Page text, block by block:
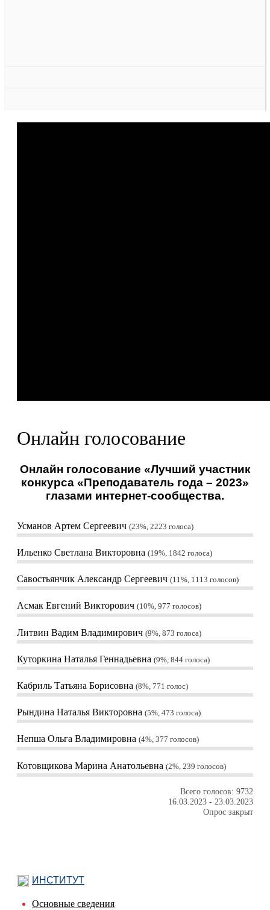
Онлайн голосование
Онлайн голосование «Лучший участник
конкурса «Преподаватель года – 2023»
глазами интернет-сообщества.
Усманов Артем Сергеевич 23%, 2223 голоса
Ильенко Светлана Викторовна 19%, 1842 голоса
Савостьянчик Александр Сергеевич 11%, 1113 голосов
Асмак Евгений Викторович 10%, 977 голосов
Литвин Вадим Владимирович 9%, 873 голоса
Куторкина Наталья Геннадьевна 9%, 844 голоса
Кабриль Татьяна Борисовна 8%, 771 голос
Рындина Наталья Викторовна 5%, 473 голоса
Непша Ольга Владимировна 4%, 377 голосов
Котовщикова Марина Анатольевна 2%, 239 голосов
Всего голосов: 9732
16.03.2023 - 23.03.2023
Опрос закрыт
ИНСТИТУТ
Основные сведения